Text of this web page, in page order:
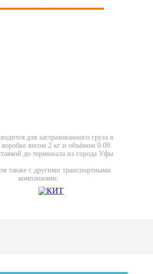
для застрахованного груза в
коробке весом 2 кг и объёмом 0.08
до терминала из города Уфы
также с другими транспортными
компаниями: